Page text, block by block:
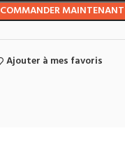
COMMANDER MAINTENANT
Ajouter à mes favoris